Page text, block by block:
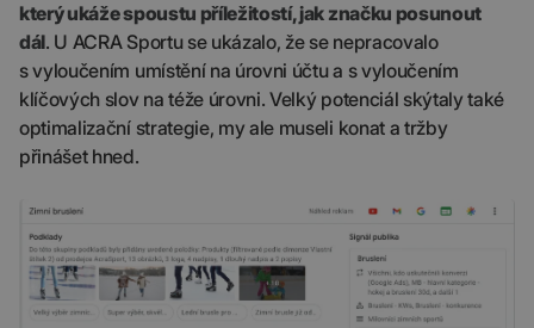
který ukáže spoustu příležitostí, jak značku posunout
dál. U ACRA Sportu se ukázalo, že se nepracovalo
s vyloučením umístění na úrovni účtu a s vyloučením
klíčových slov na téže úrovni. Velký potenciál skýtaly také
optimalizační strategie, my ale museli konat a tržby
přinášet hned.